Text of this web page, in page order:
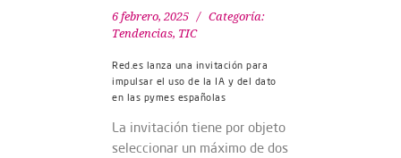
6 febrero, 2025
Categoría:
Tendencias, TIC
Red.es lanza una invitación para
impulsar el uso de la IA y del dato
en las pymes españolas
La invitación tiene por objeto
seleccionar un máximo de dos